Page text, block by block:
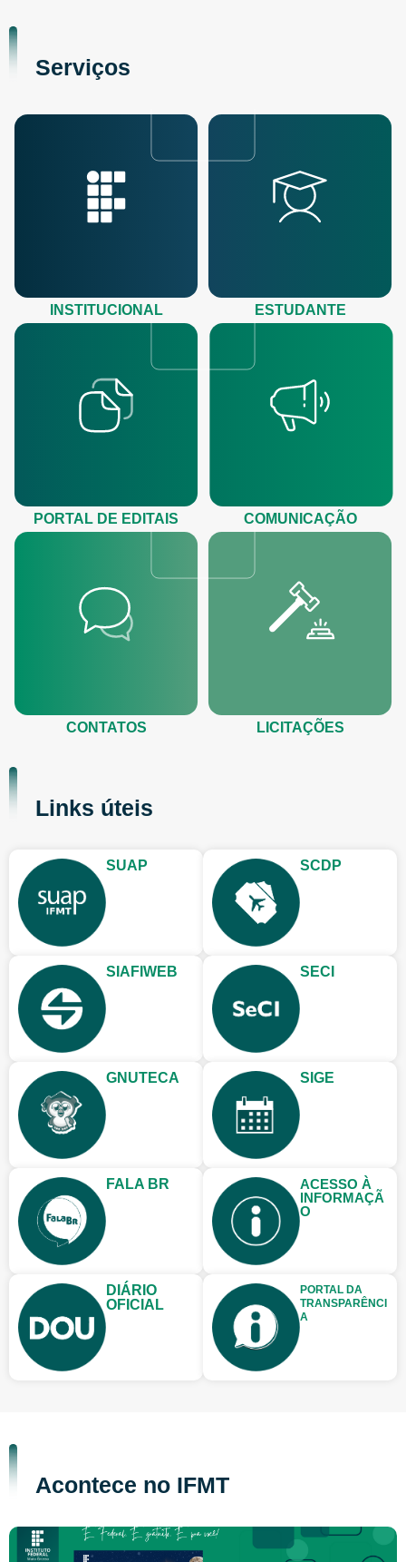
Serviços
INSTITUCIONAL ESTUDANTE
PORTAL DE EDITAIS COMUNICAÇÃO
CONTATOS LICITAÇÕES
Links úteis
SUAP SCDP
SIAFIWEB SECI
GNUTECA SIGE
FALA BR
ACESSO À
INFORMAÇÃ
O
DIÁRIO
OFICIAL
PORTAL DA
TRANSPARÊNCI
A
Acontece no IFMT